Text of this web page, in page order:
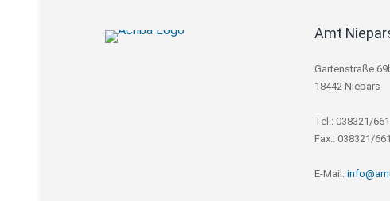
Amt
Gartenstraße
18442 Niepars
Tel.: 038321/
Fax.: 038321/
E-Mail: